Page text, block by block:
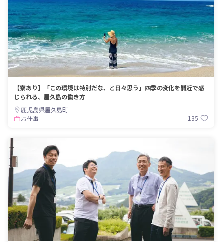
【寮あり】「この環境は特別だな、と日々思う」四季の変化を間近で感
じられる、屋久島の働き方
鹿児島県屋久島町
お仕事
135